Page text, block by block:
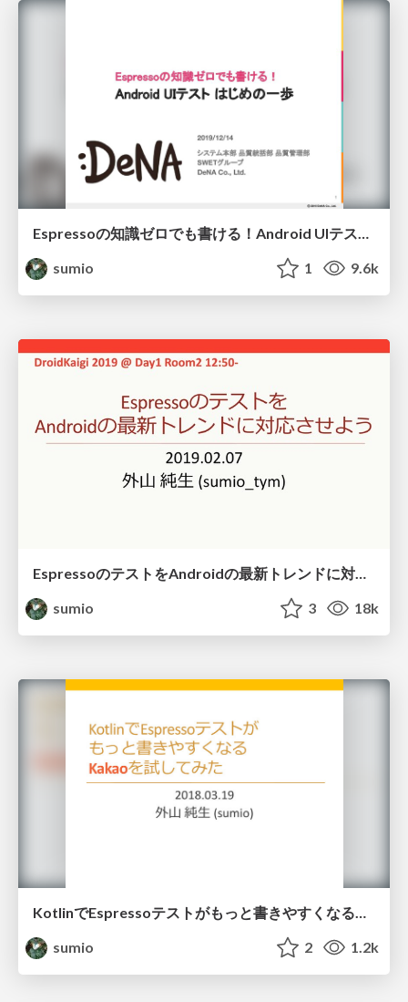
Espressoの知識ゼロでも書ける！Android UIテストはじめの一歩 / The First Step of Android UI Testing
sumio
1 9.6k
sumio
3 18k
KotlinでEspressoテストがもっと書きやすくなるKakaoを試してみた / Trying Kakao which makes Espresso test easier to write
sumio
2 1.2k